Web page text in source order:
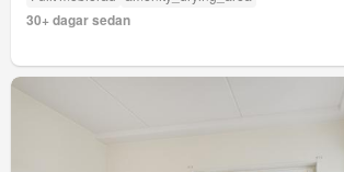
30+ dagar sedan